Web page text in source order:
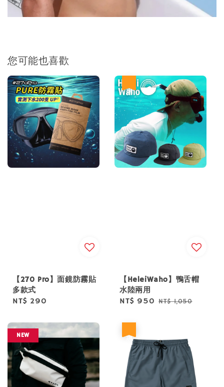
您可能也喜歡
【270 Pro】面鏡防霧貼
多款式
Regular
NT$ 290
【HeleiWaho】鴨舌帽
水陸兩用
Sale
NT$ 950 Regular
NT$ 1,050
NEW